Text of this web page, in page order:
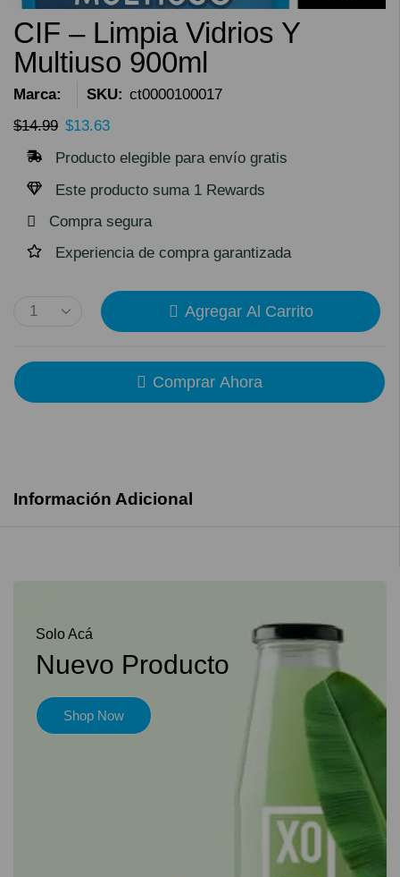
CIF – Limpia Vidrios Y
Multiuso 900ml
Marca: SKU: ct0000100017
$14.99 $13.63
Producto elegible para envío gratis
Este producto suma 1 Rewards
Compra segura
Experiencia de compra garantizada
Agregar Al Carrito
Comprar Ahora
Información Adicional
Solo Acá
Nuevo Producto
Shop Now